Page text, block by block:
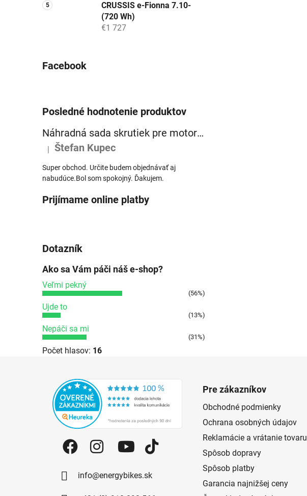
CRUSSIS e-Fionna 7.10-
(720 Wh)
€1 727
Facebook
Posledné hodnotenie produktov
Náhradná sada skrutiek pre motor Panasonic GX Ultimate a Power Plus (6ks)
Hodnotenie produktu je 5 z 5 hviezdičiek.
| Štefan Kupec
Super obchod. Určite budem objednávať aj
nabudúce.Bol som spokojný. Ďakujem.
Prijímame online platby
Dotazník
Ako sa Vám páči náš e-shop?
Veľmi pekný
(56%)
Ujde to
(13%)
Nepáči sa mi
(31%)
Počet hlasov: 16
info@energybikes.sk
Pre zákazníkov
Obchodné podmienky
Ochrana osobných údajov
Reklamácie a vrátanie tovaru
Spôsob dopravy
Spôsob platby
Garancia najnižšej ceny